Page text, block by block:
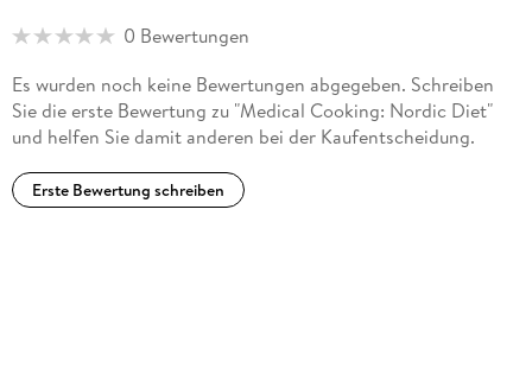
0 Bewertungen
Es wurden noch keine Bewertungen abgegeben. Schreiben
Sie die erste Bewertung zu "Medical Cooking: Nordic Diet"
und helfen Sie damit anderen bei der Kaufentscheidung.
Erste Bewertung schreiben